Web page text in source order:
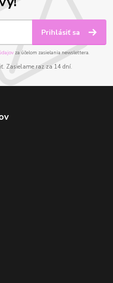
Prihlásiť sa
za účelom zasielania newslettera.
Zasielame raz za 14 dní.